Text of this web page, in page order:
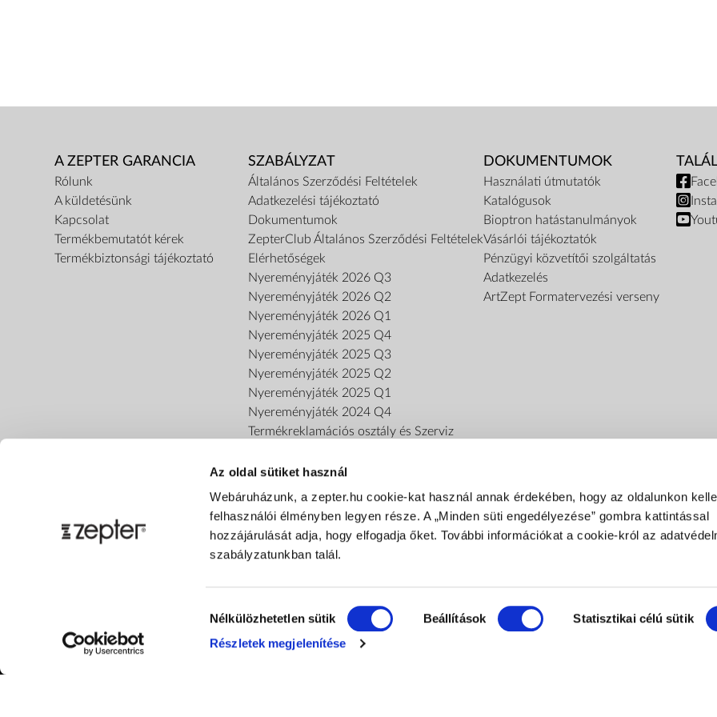
Az oldal sütiket használ
Webáruházunk, a zepter.hu cookie-kat használ annak érdekében, hogy az oldalunkon
felhasználói élményben legyen része. A „Minden süti engedélyezése” gombra kattintással
hozzájárulását adja, hogy elfogadja őket. További információkat a cookie-król az
szabályzatunkban talál.
kiválasztása
Nélkülözhetetlen sütik Beállítások Statisztikai célú sütik
Részletek megjelenítése
A ZEPTER GARANCIA
Rólunk
A küldetésünk
Kapcsolat
Termékbemutatót kérek
Termékbiztonsági tájékoztató
SZABÁLYZAT
Általános Szerződési Feltételek
Adatkezelési tájékoztató
Dokumentumok
ZepterClub Általános Szerződési Feltételek
Elérhetőségek
Nyereményjáték 2026 Q3
Nyereményjáték 2026 Q2
Nyereményjáték 2026 Q1
Nyereményjáték 2025 Q4
Nyereményjáték 2025 Q3
Nyereményjáték 2025 Q2
Nyereményjáték 2025 Q1
Nyereményjáték 2024 Q4
Termékreklamációs osztály és Szerviz
DOKUMENTUMOK
Használati útmutatók
Katalógusok
Bioptron hatástanulmányok
Vásárlói tájékoztatók
Pénzügyi közvetítői szolgáltatás
Adatkezelés
ArtZept Formatervezési verseny
FIZETÉSI MÓDOK
SZÁLLÍTÁSI MÓDOK